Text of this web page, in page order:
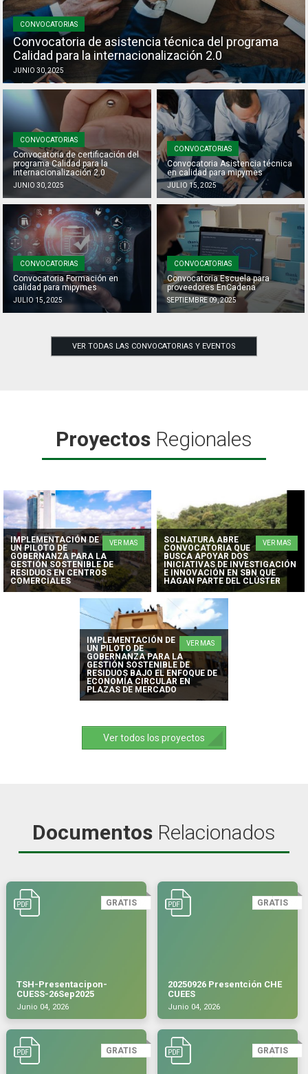
CONVOCATORIAS
Convocatoria de asistencia técnica del programa
Calidad para la internacionalización 2.0
JUNIO 30, 2025
CONVOCATORIAS
Convocatoria de certificación del
programa Calidad para la
internacionalización 2.0
JUNIO 30, 2025
CONVOCATORIAS
Convocatoria Asistencia técnica
en calidad para mipymes
JULIO 15, 2025
CONVOCATORIAS
Convocatoria Formación en
calidad para mipymes
JULIO 15, 2025
CONVOCATORIAS
Convocatoria Escuela para
proveedores EnCadena
SEPTIEMBRE 09, 2025
VER TODAS LAS CONVOCATORIAS Y EVENTOS
Proyectos Regionales
VER MAS
IMPLEMENTACIÓN DE
UN PILOTO DE
GOBERNANZA PARA LA
GESTIÓN SOSTENIBLE DE
RESIDUOS EN CENTROS
COMERCIALES
VER MAS
SOLNATURA ABRE
CONVOCATORIA QUE
BUSCA APOYAR DOS
INICIATIVAS DE INVESTIGACIÓN
E INNOVACIÓN EN SBN QUE
HAGAN PARTE DEL CLÚSTER
VER MAS
IMPLEMENTACIÓN DE
UN PILOTO DE
GOBERNANZA PARA LA
GESTIÓN SOSTENIBLE DE
RESIDUOS BAJO EL ENFOQUE DE
ECONOMÍA CIRCULAR EN
PLAZAS DE MERCADO
Ver todos los proyectos
Documentos Relacionados
GRATIS
TSH-Presentacipon-
CUESS-26Sep2025
Junio 04, 2026
GRATIS
20250926 Presentción CHE
CUEES
Junio 04, 2026
GRATIS GRATIS